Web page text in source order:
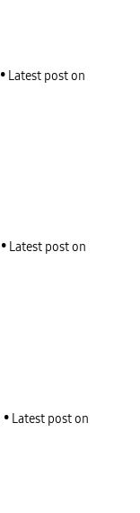
Latest post on
Latest post on
Latest post on